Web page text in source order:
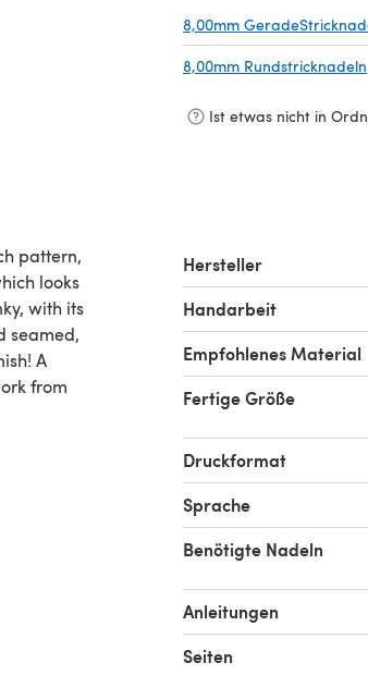
8,00mm
8,00mm Rundstricknadeln
Ist etwas nicht in
pattern,
looks
with its
seamed,
A
from
Hersteller
Handarbeit
Empfohlenes Material
Fertige Größe
Druckformat
Sprache
Benötigte Nadeln
Anleitungen
Seiten